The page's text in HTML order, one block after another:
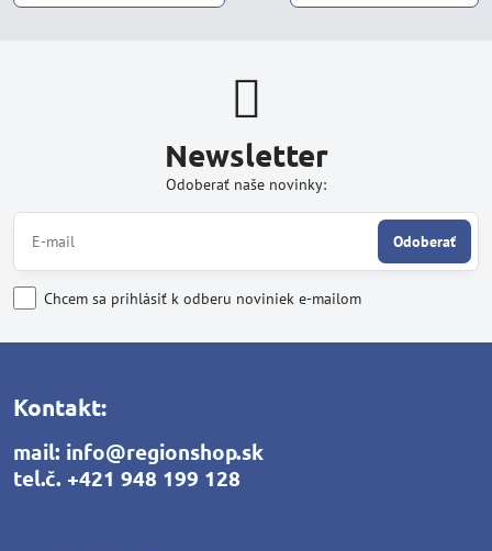
Newsletter
Odoberať naše novinky:
Odoberať
Chcem sa prihlásiť k odberu noviniek e-mailom
Kontakt:
mail: info@regionshop.sk
tel.č. +421 948 199 128